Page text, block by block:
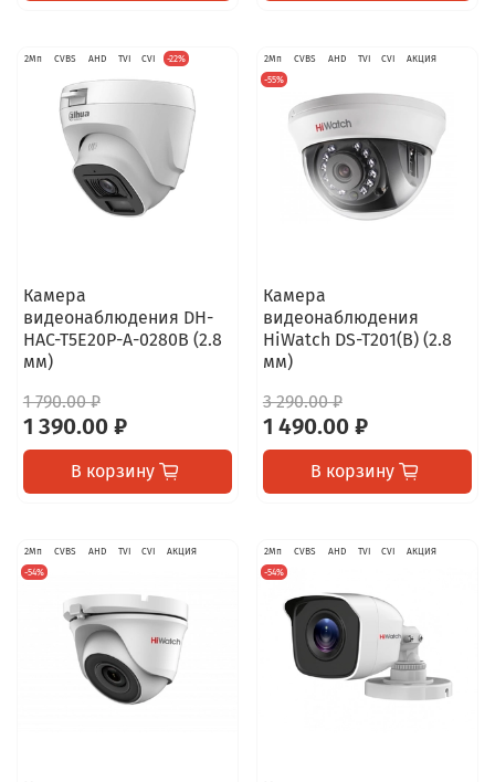
2Мп CVBS AHD TVI CVI -22%
Камера
видеонаблюдения DH-
HAC-T5E20P-A-0280B (2.8
мм)
1 790.00 ₽
1 390.00 ₽
В корзину
2Мп CVBS AHD TVI CVI
АКЦИЯ
-55%
Камера
видеонаблюдения
HiWatch DS-T201(B) (2.8
мм)
3 290.00 ₽
1 490.00 ₽
В корзину
2Мп CVBS AHD TVI CVI
АКЦИЯ
-54%
2Мп CVBS AHD TVI CVI
АКЦИЯ
-54%